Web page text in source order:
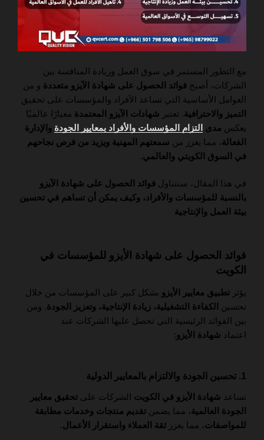
مع التطور المستمر في سوق العمل وزيادة المنافسة بين
الشركات، أصبح فوائد الحصول على شهادة الآيزو متعددة و من
العوامل الأساسية التي تساعد الأفراد والمؤسسات على تحقيق
التميز والاحترافية. تعتبر شهادات الآيزو المعتمدة معيارًا عالميًا
يعكس مدى التزام المؤسسات والأفراد بمعايير الجودة والإدارة
الفعالة، مما يعزز من سمعتهم المهنية ويزيد من فرص نجاحهم
في السوق الكويتي والعالمي.
في هذا المقال، سنتناول فوائد الحصول على شهادة الآيزو
بالنسبة للمؤسسات والأفراد، وكيف يمكن أن تساهم في تحسين
بيئة العمل والإنتاجية
فوائد الحصول على شهادة الأيزو للمؤسسات في
الكويت
يؤثر تطبيق معايير الأيزو بشكل كبير على المؤسسات من خلال
تحسين الكفاءة التشغيلية، زيادة الإنتاجية، وتعزيز الجودة. ومن
بين الفوائد الرئيسية التي تحصل عليها الشركات عند
اعتماد شهادة الأيزو:
1. تحسين الجودة والالتزام بالمعايير الدولية
تساعد شهادة الأيزو في الكويت الشركات على تحقيق معايير
الجودة العالمية، مما يضمن تقديم منتجات وخدمات مطابقة
للمواصفات، مما يعزز ثقة العملاء واستقرار الأعمال.